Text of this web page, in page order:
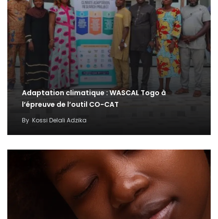
Adaptation climatique : WASCAL Togo à
l’épreuve de l’outil CO-CAT
By Kossi Delali Adzika